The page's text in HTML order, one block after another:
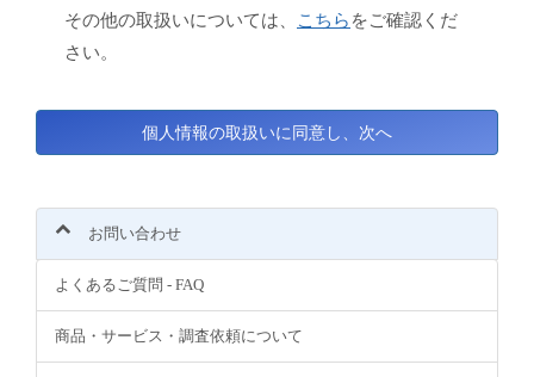
その他の取扱いについては、
こちら をご確認くだ
さい。
お問い合わせ
よくあるご質問 - FAQ
商品・サービス・調査依頼について